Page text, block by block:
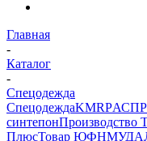
Главная
-
Каталог
-
Спецодежда
СпецодеждаKMR
синтепонПроизводство
ПлюсТовар ЮФНМ